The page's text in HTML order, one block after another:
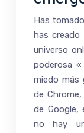
Has
has
universo
poderosa «
miedo más
de
de Google,
no hay